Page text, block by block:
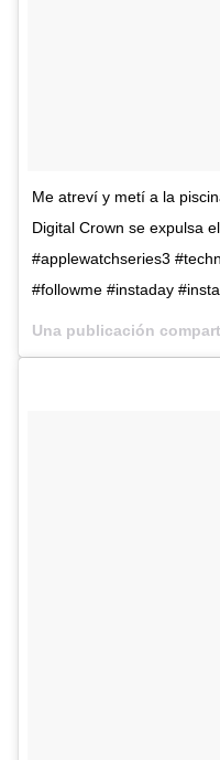
Me atreví y metí a la
Digital Crown se expulsa
#applewatchseries3
#followme #instaday
Una publicación